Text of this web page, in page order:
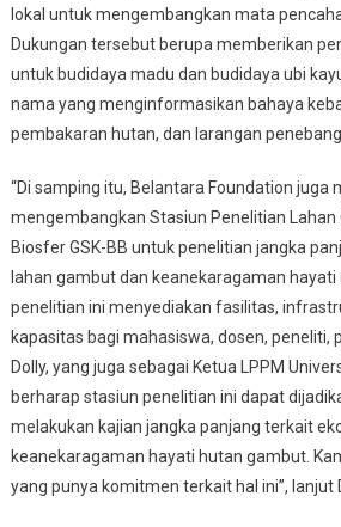
lokal untuk mengembangkan mata
Dukungan tersebut berupa memberikan
untuk budidaya madu dan budidaya ubi
nama yang menginformasikan bahaya
pembakaran hutan, dan larangan
“Di samping itu, Belantara Foundation juga
mengembangkan Stasiun Penelitian Lahan
Biosfer GSK-BB untuk penelitian jangka
lahan gambut dan keanekaragaman hayati
penelitian ini menyediakan fasilitas,
kapasitas bagi mahasiswa, dosen, peneliti,
Dolly, yang juga sebagai Ketua LPPM
berharap stasiun penelitian ini dapat
melakukan kajian jangka panjang terkait
keanekaragaman hayati hutan gambut.
yang punya komitmen terkait hal ini”, lanjut